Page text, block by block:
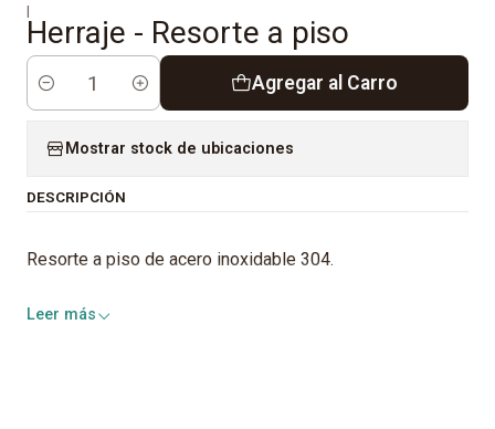
|
Herraje - Resorte a piso
Cantidad
Agregar al Carro
Mostrar stock de ubicaciones
DESCRIPCIÓN
Resorte a piso de acero inoxidable 304.
Leer más